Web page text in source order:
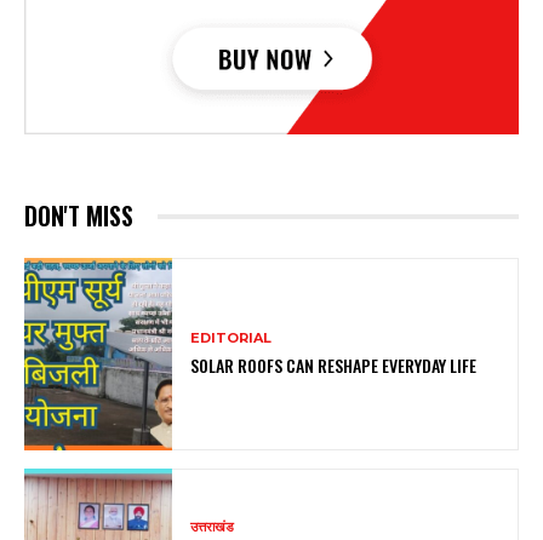
DON'T MISS
EDITORIAL
SOLAR ROOFS CAN RESHAPE EVERYDAY LIFE
उत्तराखंड